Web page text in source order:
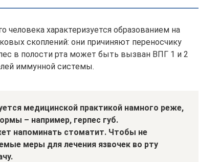
человека характеризуется образованием на
скоплений: они причиняют переносчику
в полости рта может быть вызван ВПГ 1 и 2
иммунной системы.
медицинской практикой намного реже,
– например, герпес губ.
напоминать стоматит. Чтобы не
меры для лечения язвочек во рту